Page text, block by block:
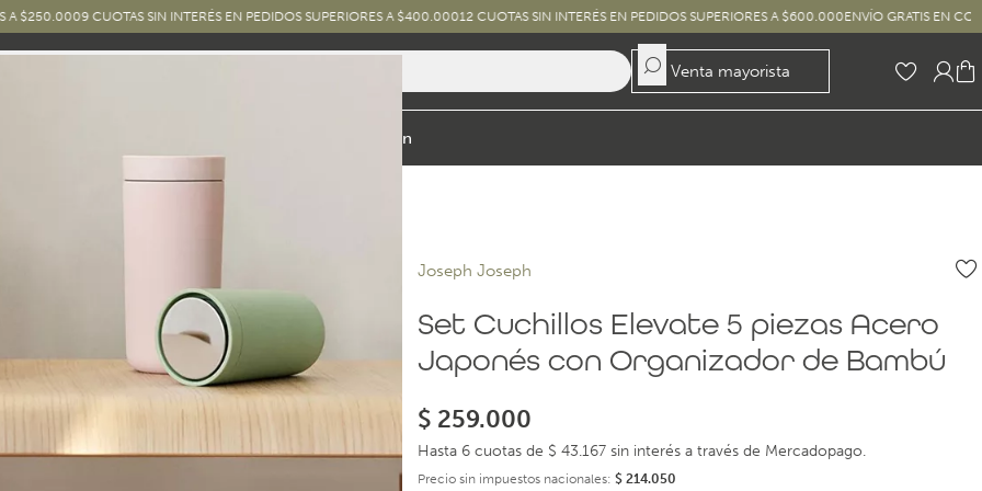
SIN INTERÉS EN PEDIDOS SUPERIORES A $400.00012 CUOTAS SIN INTERÉS EN PEDIDOS SUPERIORES A $600.000ENVÍO GRATIS EN COMPRAS
Venta mayorista
Inspiración
Joseph Joseph
Set Cuchillos Elevate 5 piezas Acero
Japonés con Organizador de Bambú
$ 259.000
Hasta 6 cuotas de $ 43.167 sin interés a través de Mercadopago.
Precio sin impuestos nacionales:$ 214.050